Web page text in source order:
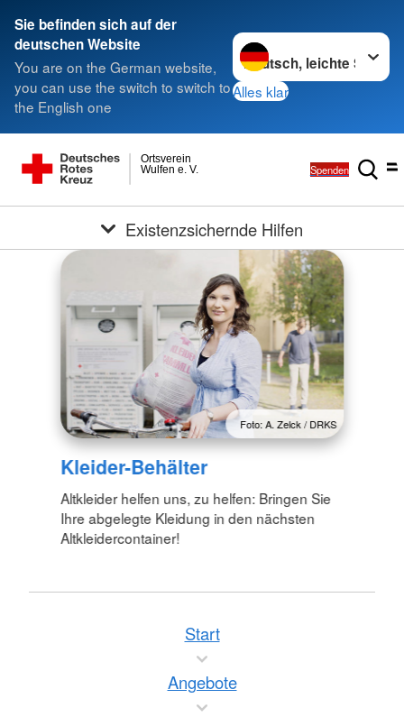
Sie befinden sich auf der
deutschen Website
You are on the German website,
you can use the switch to switch to
the English one
Sprache wechseln zu
Alles klar
Wulfen e. V.
Ortsverein
Spenden
Existenzsichernde Hilfen
Foto: A. Zelck / DRKS
Kleider-Behälter
Altkleider helfen uns, zu helfen: Bringen Sie
Ihre abgelegte Kleidung in den nächsten
Altkleidercontainer!
Start
Angebote